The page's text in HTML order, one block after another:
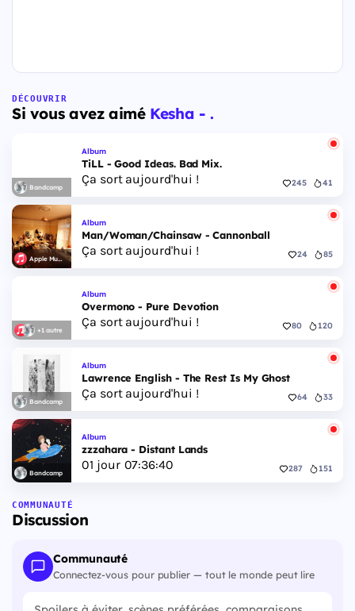
DÉCOUVRIR
Si vous avez aimé Kesha - .
Bandcamp
Album
TiLL - Good Ideas. Bad Mix.
Ça sort aujourd'hui ! 245 41
Apple Music
Album
Man/Woman/Chainsaw - Cannonball
Ça sort aujourd'hui ! 24 85
+1 autre
Album
Overmono - Pure Devotion
Ça sort aujourd'hui ! 80 120
Bandcamp
Album
Lawrence English - The Rest Is My Ghost
Ça sort aujourd'hui ! 64 33
Bandcamp
Album
zzzahara - Distant Lands
01 jour 07:36:40 287 151
COMMUNAUTÉ
Discussion
Communauté
Connectez-vous pour publier — tout le monde peut lire